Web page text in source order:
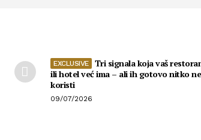
Tri signala koja vaš
ili hotel već ima – ali ih gotovo nitko ne
koristi
09/07/2026